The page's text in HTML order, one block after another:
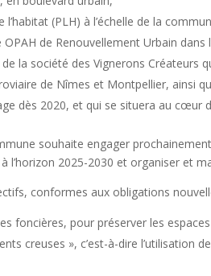
(PLH) à l’échelle de la
OPAH de Renouvellement Urbain
la société des Vignerons Créateurs
de Nîmes et Montpellier, ainsi
dès 2020, et qui se situera au cœur
souhaite engager
l’horizon 2025-2030 et organiser et
conformes aux obligations
foncières, pour préserver les
creuses », c’est-à-dire l’utilisation